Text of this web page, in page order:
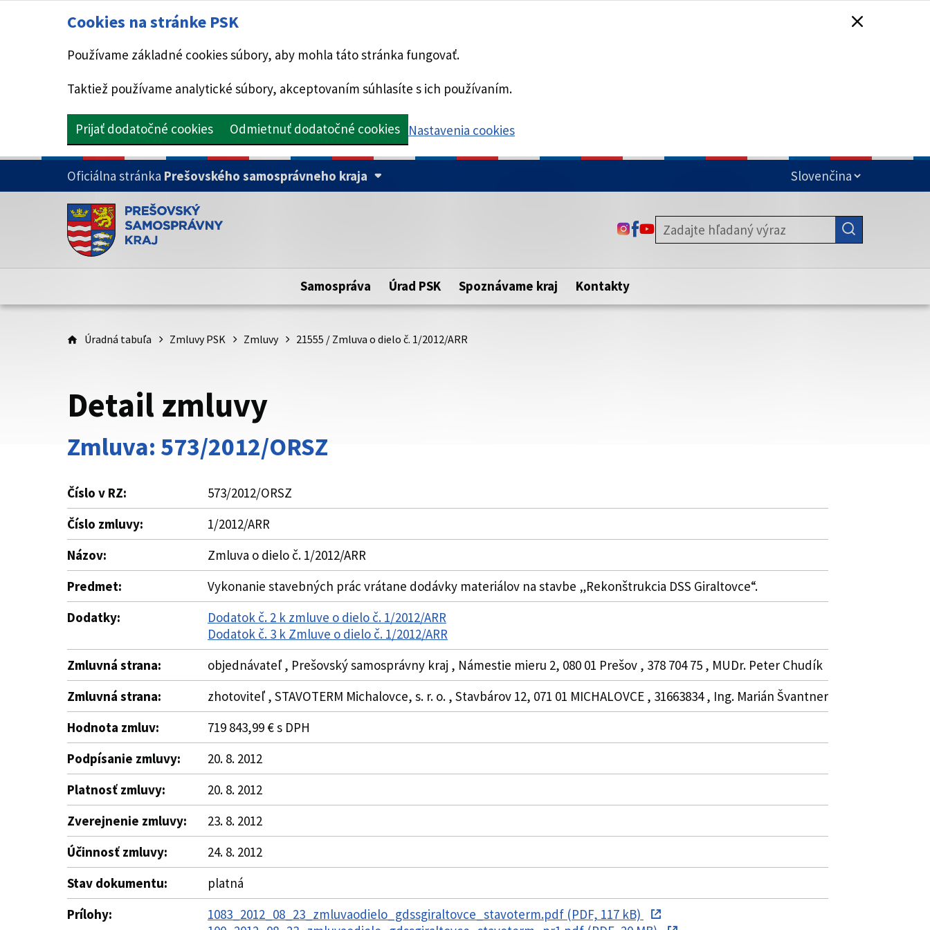
Cookies na stránke PSK
Používame základné cookies súbory, aby mohla táto stránka fungovať.
Taktiež používame analytické súbory, akceptovaním súhlasíte s ich používaním.
Prijať dodatočné cookies Odmietnuť dodatočné cookies Nastavenia cookies
PRESKOČIŤ NA HLAVNÝ OBSAH
Oficiálna stránka Prešovského samosprávneho kraja
Doména psk.sk je oficiálna
Toto je oficiálna webová stránka Prešovského samosprávneho kraja.
Táto stránka je zabezpečená
zabezpečenú webovú stránku. Zabezpečená stránka vždy začína
https:// pred názvom domény webového sídla.
ODKAZ SA OTVORÍ NA NOVEJ KARTE
ODKAZ SA OTVORÍ NA NOVEJ KARTE
ODKAZ SA OTVORÍ NA NOVEJ KARTE
Samospráva Úrad PSK Spoznávame kraj Kontakty
Úradná tabuľa Zmluvy PSK Zmluvy 21555 / Zmluva o dielo č. 1/2012/ARR
Detail zmluvy
Zmluva: 573/2012/ORSZ
Číslo v RZ:
573/2012/ORSZ
Číslo zmluvy:
1/2012/ARR
Názov:
Zmluva o dielo č. 1/2012/ARR
Predmet:
Vykonanie stavebných prác vrátane dodávky materiálov na stavbe „Rekonštrukcia DSS Giraltovce“.
Dodatky:
Dodatok č. 2 k zmluve o dielo č. 1/2012/ARR
Dodatok č. 3 k Zmluve o dielo č. 1/2012/ARR
Zmluvná strana:
objednávateľ , Prešovský samosprávny kraj , Námestie mieru 2, 080 01 Prešov , 378 704 75 , MUDr. Peter Chudík
Zmluvná strana:
zhotoviteľ , STAVOTERM Michalovce, s. r. o. , Stavbárov 12, 071 01 MICHALOVCE , 31663834 , Ing. Marián Švantner
Hodnota zmluv:
719 843,99 € s DPH
Podpísanie zmluvy:
20. 8. 2012
Platnosť zmluvy:
20. 8. 2012
Zverejnenie zmluvy:
23. 8. 2012
Účinnosť zmluvy:
24. 8. 2012
Stav dokumentu:
platná
Prílohy:
1083_2012_08_23_zmluvaodielo_gdssgiraltovce_stavoterm.pdf (PDF, 117 kB)